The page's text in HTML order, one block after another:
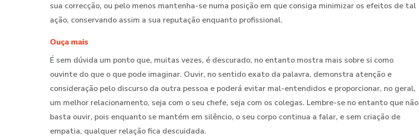
sua correcção, ou pelo menos mantenha-se numa posição em que consiga minimizar os efeitos de tal
ação, conservando assim a sua reputação enquanto profissional.
Ouça mais
É sem dúvida um ponto que, muitas vezes, é descurado, no entanto mostra mais sobre si como
ouvinte do que o que pode imaginar. Ouvir, no sentido exato da palavra, demonstra atenção e
consideração pelo discurso da outra pessoa e poderá evitar mal-entendidos e proporcionar, no geral,
um melhor relacionamento, seja com o seu chefe, seja com os colegas. Lembre-se no entanto que não
basta ouvir, pois enquanto se mantém em silêncio, o seu corpo continua a falar, e sem criação de
empatia, qualquer relação fica descuidada.